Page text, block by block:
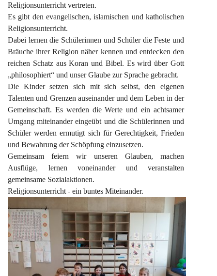
Religionsunterricht vertreten.
Es gibt den evangelischen, islamischen und katholischen
Religionsunterricht.
Dabei lernen die Schülerinnen und Schüler die Feste und
Bräuche ihrer Religion näher kennen und entdecken den
reichen Schatz aus Koran und Bibel. Es wird über Gott
„philosophiert“ und unser Glaube zur Sprache gebracht.
Die Kinder setzen sich mit sich selbst, den eigenen
Talenten und Grenzen auseinander und dem Leben in der
Gemeinschaft. Es werden die Werte und ein achtsamer
Umgang miteinander eingeübt und die Schülerinnen und
Schüler werden ermutigt sich für Gerechtigkeit, Frieden
und Bewahrung der Schöpfung einzusetzen.
Gemeinsam feiern wir unseren Glauben, machen
Ausflüge, lernen voneinander und veranstalten
gemeinsame Sozialaktionen.
Religionsunterricht - ein buntes Miteinander.